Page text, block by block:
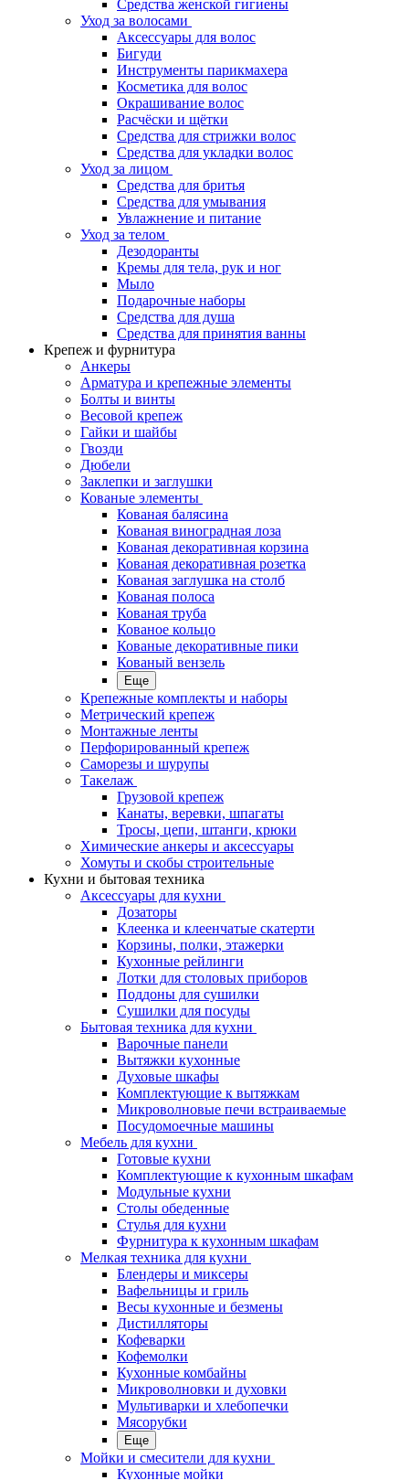
Средства женской гигиены
Уход за волосами
Аксессуары для волос
Бигуди
Инструменты парикмахера
Косметика для волос
Окрашивание волос
Расчёски и щётки
Средства для стрижки волос
Средства для укладки волос
Уход за лицом
Средства для бритья
Средства для умывания
Увлажнение и питание
Уход за телом
Дезодоранты
Кремы для тела, рук и ног
Мыло
Подарочные наборы
Средства для душа
Средства для принятия ванны
Крепеж и фурнитура
Анкеры
Арматура и крепежные элементы
Болты и винты
Весовой крепеж
Гайки и шайбы
Гвозди
Дюбели
Заклепки и заглушки
Кованые элементы
Кованая балясина
Кованая виноградная лоза
Кованая декоративная корзина
Кованая декоративная розетка
Кованая заглушка на столб
Кованая полоса
Кованая труба
Кованое кольцо
Кованые декоративные пики
Кованый вензель
Еще
Крепежные комплекты и наборы
Метрический крепеж
Монтажные ленты
Перфорированный крепеж
Саморезы и шурупы
Такелаж
Грузовой крепеж
Канаты, веревки, шпагаты
Тросы, цепи, штанги, крюки
Химические анкеры и аксессуары
Хомуты и скобы строительные
Кухни и бытовая техника
Аксессуары для кухни
Дозаторы
Клеенка и клеенчатые скатерти
Корзины, полки, этажерки
Кухонные рейлинги
Лотки для столовых приборов
Поддоны для сушилки
Сушилки для посуды
Бытовая техника для кухни
Варочные панели
Вытяжки кухонные
Духовые шкафы
Комплектующие к вытяжкам
Микроволновые печи встраиваемые
Посудомоечные машины
Мебель для кухни
Готовые кухни
Комплектующие к кухонным шкафам
Модульные кухни
Столы обеденные
Стулья для кухни
Фурнитура к кухонным шкафам
Мелкая техника для кухни
Блендеры и миксеры
Вафельницы и гриль
Весы кухонные и безмены
Дистилляторы
Кофеварки
Кофемолки
Кухонные комбайны
Микроволновки и духовки
Мультиварки и хлебопечки
Мясорубки
Еще
Мойки и смесители для кухни
Кухонные мойки